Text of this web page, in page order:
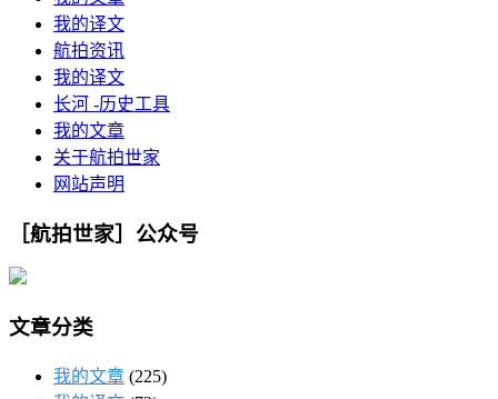
我的译文
航拍资讯
我的译文
长河 -历史工具
我的文章
关于航拍世家
网站声明
［航拍世家］公众号
文章分类
我的文章 (225)